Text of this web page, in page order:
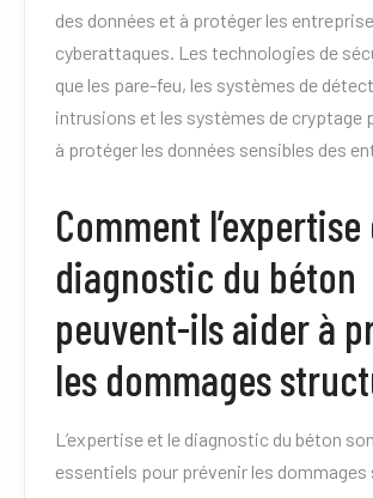
des données et à protéger les
cyberattaques. Les technologies de
que les pare-feu, les systèmes de
intrusions et les systèmes de cryptage
à protéger les données sensibles des
Comment
diagnostic du béton
peuvent-ils aider à
les dommages
L’expertise et le diagnostic du béton
essentiels pour prévenir les